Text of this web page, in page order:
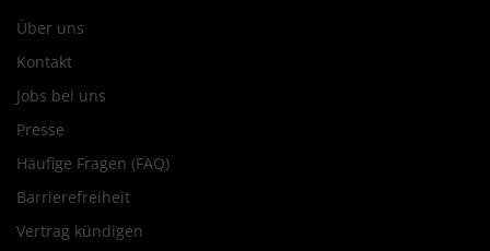
Über uns
Kontakt
Jobs bei uns
Presse
Häufige Fragen (FAQ)
Barrierefreiheit
Vertrag kündigen